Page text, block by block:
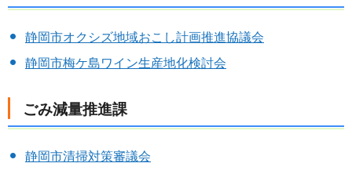
静岡市オクシズ地域おこし計画推進協議会
静岡市梅ケ島ワイン生産地化検討会
ごみ減量推進課
静岡市清掃対策審議会